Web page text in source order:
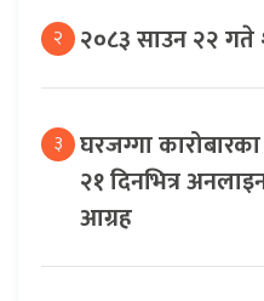
२ २०८३ साउन २२ गते
३ घरजग्गा
२१ दिनभित्र
आग्रह